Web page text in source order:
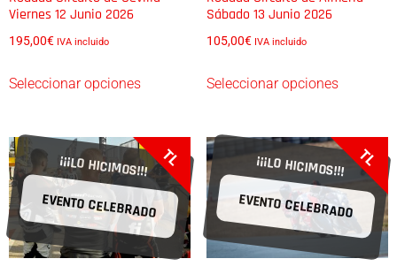
Viernes 12 Junio 2026
195,00€ IVA incluido
Seleccionar opciones
Sábado 13 Junio 2026
105,00€ IVA incluido
Seleccionar opciones
¡¡¡LO HICIMOS!!!
EVENTO CELEBRADO
TL ¡¡¡LO HICIMOS!!!
EVENTO CELEBRADO
TL